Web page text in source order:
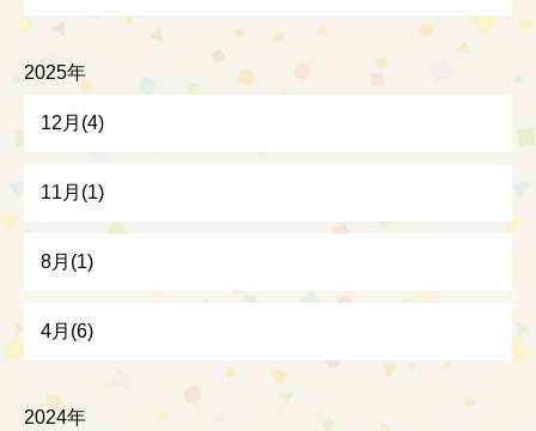
2025年
12月(4)
11月(1)
8月(1)
4月(6)
2024年